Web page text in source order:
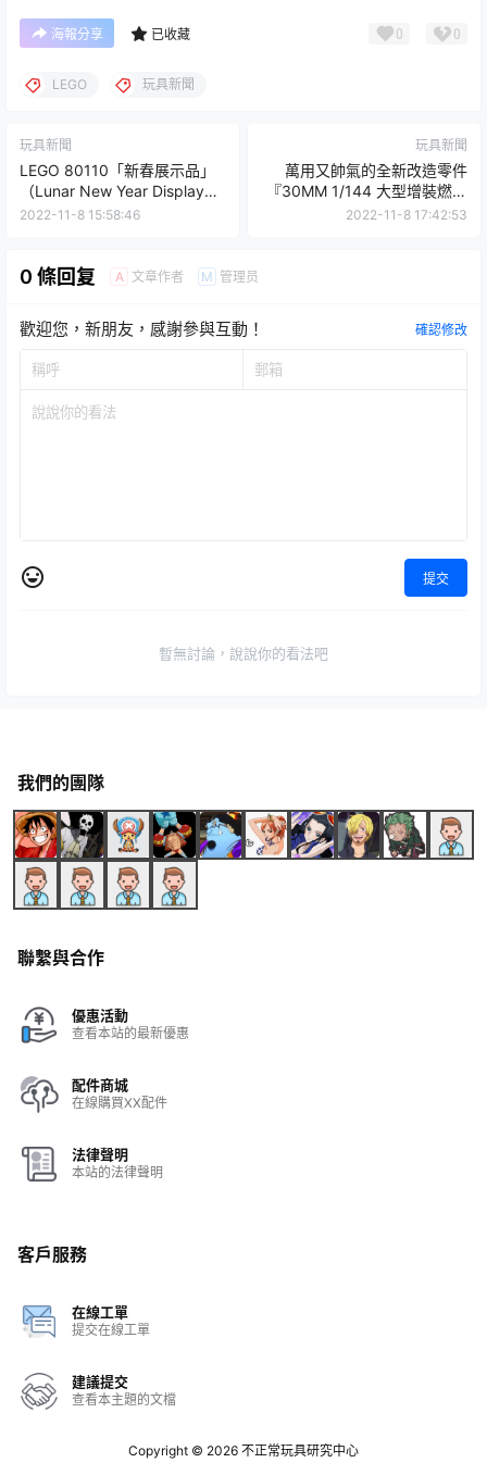
海報分享 已收藏 0 0
LEGO 玩具新聞
玩具新聞
LEGO 80110「新春展示品」
（Lunar New Year Display）
招財進寶、花開富貴！
2022-11-8 15:58:46
玩具新聞
萬用又帥氣的全新改造零件
『30MM 1/144 大型增裝燃料
槽組件』即將發售 盒繪&試作
2022-11-8 17:42:53
0 條回复 A 文章作者 M 管理员
歡迎您，新朋友，感謝參與互動！ 確認修改
提交
暫無討論，說說你的看法吧
我們的團隊
聯繫與合作
優惠活動
查看本站的最新優惠
配件商城
在線購買XX配件
法律聲明
本站的法律聲明
客戶服務
在線工單
提交在線工單
建議提交
查看本主題的文檔
Copyright © 2026 不正常玩具研究中心